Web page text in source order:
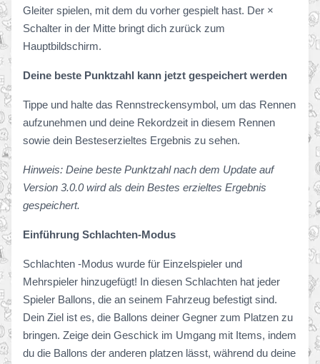
Gleiter spielen, mit dem du vorher gespielt hast. Der ×
Schalter in der Mitte bringt dich zurück zum
Hauptbildschirm.
Deine beste Punktzahl kann jetzt gespeichert werden
Tippe und halte das Rennstreckensymbol, um das Rennen
aufzunehmen und deine Rekordzeit in diesem Rennen
sowie dein Besteserzieltes Ergebnis zu sehen.
Hinweis: Deine beste Punktzahl nach dem Update auf
Version 3.0.0 wird als dein Bestes erzieltes Ergebnis
gespeichert.
Einführung Schlachten-Modus
Schlachten -Modus wurde für Einzelspieler und
Mehrspieler hinzugefügt! In diesen Schlachten hat jeder
Spieler Ballons, die an seinem Fahrzeug befestigt sind.
Dein Ziel ist es, die Ballons deiner Gegner zum Platzen zu
bringen. Zeige dein Geschick im Umgang mit Items, indem
du die Ballons der anderen platzen lässt, während du deine